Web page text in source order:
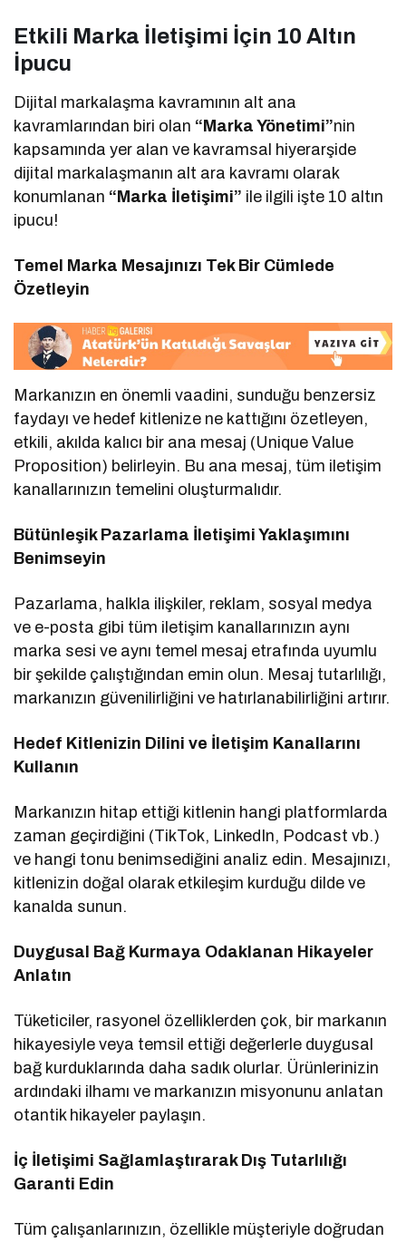
Etkili Marka İletişimi İçin 10 Altın
İpucu
Dijital markalaşma kavramının alt ana
kavramlarından biri olan “Marka Yönetimi”nin
kapsamında yer alan ve kavramsal hiyerarşide
dijital markalaşmanın alt ara kavramı olarak
konumlanan “Marka İletişimi” ile ilgili işte 10 altın
ipucu!
Temel Marka Mesajınızı Tek Bir Cümlede
Özetleyin
Markanızın en önemli vaadini, sunduğu benzersiz
faydayı ve hedef kitlenize ne kattığını özetleyen,
etkili, akılda kalıcı bir ana mesaj (Unique Value
Proposition) belirleyin. Bu ana mesaj, tüm iletişim
kanallarınızın temelini oluşturmalıdır.
Bütünleşik Pazarlama İletişimi Yaklaşımını
Benimseyin
Pazarlama, halkla ilişkiler, reklam, sosyal medya
ve e-posta gibi tüm iletişim kanallarınızın aynı
marka sesi ve aynı temel mesaj etrafında uyumlu
bir şekilde çalıştığından emin olun. Mesaj tutarlılığı,
markanızın güvenilirliğini ve hatırlanabilirliğini artırır.
Hedef Kitlenizin Dilini ve İletişim Kanallarını
Kullanın
Markanızın hitap ettiği kitlenin hangi platformlarda
zaman geçirdiğini (TikTok, LinkedIn, Podcast vb.)
ve hangi tonu benimsediğini analiz edin. Mesajınızı,
kitlenizin doğal olarak etkileşim kurduğu dilde ve
kanalda sunun.
Duygusal Bağ Kurmaya Odaklanan Hikayeler
Anlatın
Tüketiciler, rasyonel özelliklerden çok, bir markanın
hikayesiyle veya temsil ettiği değerlerle duygusal
bağ kurduklarında daha sadık olurlar. Ürünlerinizin
ardındaki ilhamı ve markanızın misyonunu anlatan
otantik hikayeler paylaşın.
İç İletişimi Sağlamlaştırarak Dış Tutarlılığı
Garanti Edin
Tüm çalışanlarınızın, özellikle müşteriyle doğrudan